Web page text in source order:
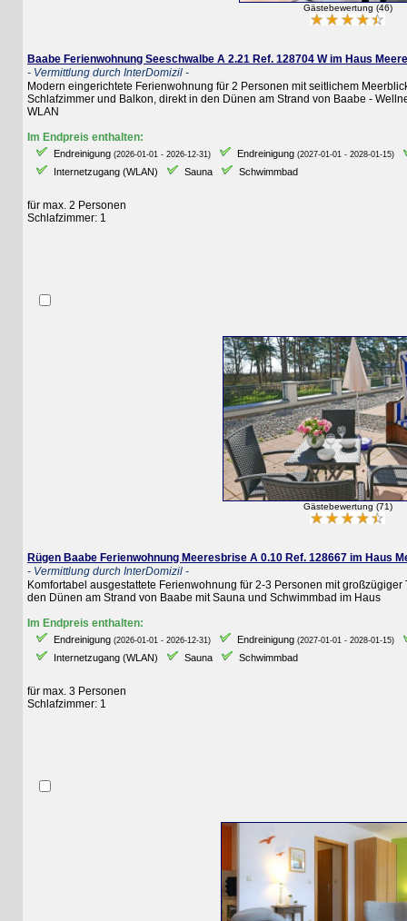
Gästebewertung (46)
Baabe Ferienwohnung Seeschwalbe A 2.21 Ref. 128704 W im Haus
- Vermittlung durch InterDomizil -
Modern eingerichtete Ferienwohnung für 2 Personen mit seitlichem Meerblick
Schlafzimmer und Balkon, direkt in den Dünen am Strand von Baabe -
WLAN
Im Endpreis enthalten:
Endreinigung(2026-01-01 - 2026-12-31) Endreinigung(2027-01-01 - 2028-01-15)
Internetzugang (WLAN)
Sauna Schwimmbad
für max. 2 Personen
Schlafzimmer: 1
Gästebewertung (71)
Rügen Baabe Ferienwohnung Meeresbrise A 0.10 Ref. 128667 im Haus
- Vermittlung durch InterDomizil -
Komfortabel ausgestattete Ferienwohnung für 2-3 Personen mit großzügiger
den Dünen am Strand von Baabe mit Sauna und Schwimmbad im Haus
Im Endpreis enthalten:
Endreinigung(2026-01-01 - 2026-12-31) Endreinigung(2027-01-01 - 2028-01-15)
Internetzugang (WLAN)
Sauna Schwimmbad
für max. 3 Personen
Schlafzimmer: 1